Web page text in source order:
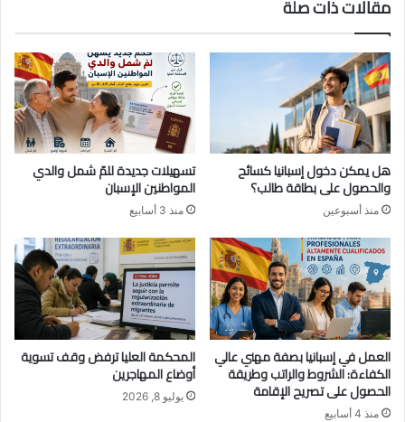
مقالات ذات صلة
هل يمكن دخول إسبانيا كسائح
والحصول على بطاقة طالب؟
منذ أسبوعين
تسهيلات جديدة للمّ شمل والدي
المواطنين الإسبان
منذ 3 أسابيع
العمل في إسبانيا بصفة مهني عالي
الكفاءة: الشروط والراتب وطريقة
الحصول على تصريح الإقامة
منذ 4 أسابيع
المحكمة العليا ترفض وقف تسوية
أوضاع المهاجرين
يوليو 8, 2026